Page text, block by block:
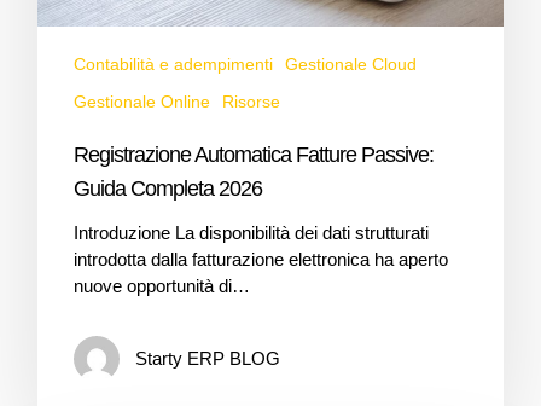
Contabilità e adempimenti
Gestionale Cloud
Gestionale Online
Risorse
Registrazione Automatica Fatture Passive:
Guida Completa 2026
Introduzione La disponibilità dei dati strutturati
introdotta dalla fatturazione elettronica ha aperto
nuove opportunità di…
Starty ERP BLOG